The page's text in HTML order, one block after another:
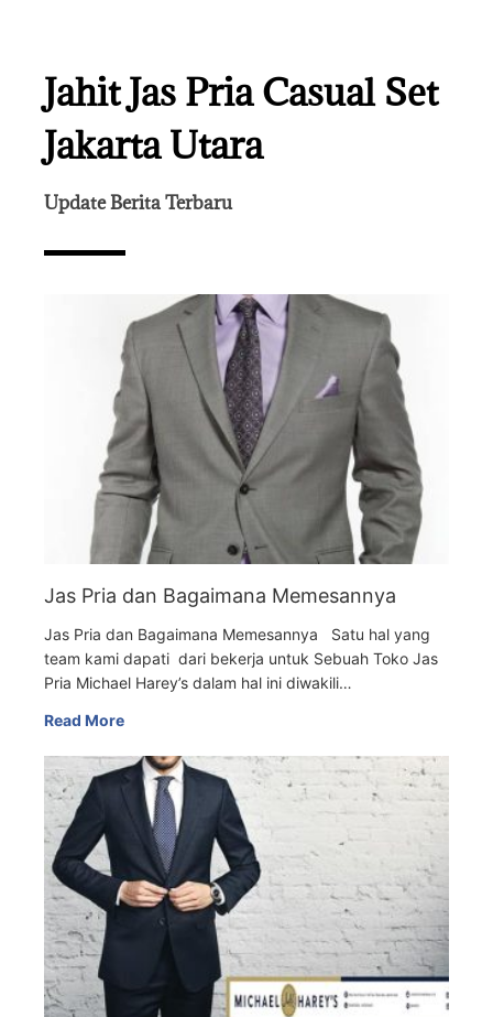
Jahit Jas Pria Casual Set
Jakarta Utara
Update Berita Terbaru
Jas Pria dan Bagaimana Memesannya
Jas Pria dan Bagaimana Memesannya Satu hal yang
team kami dapati dari bekerja untuk Sebuah Toko Jas
Pria Michael Harey’s dalam hal ini diwakili…
Read More